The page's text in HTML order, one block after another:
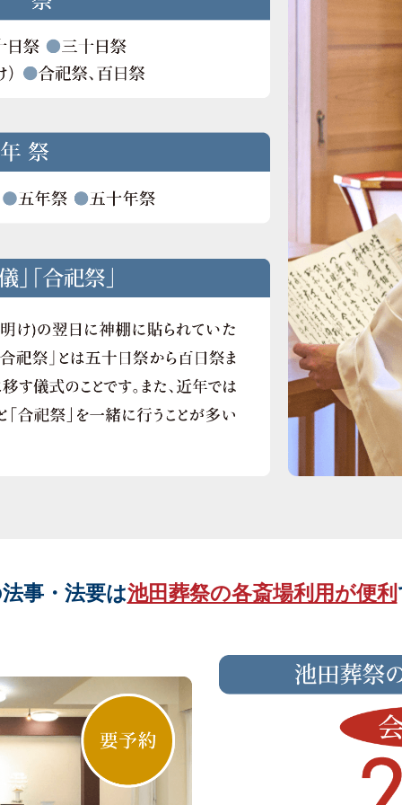
事・法要は池田葬祭の各斎場利用が便利